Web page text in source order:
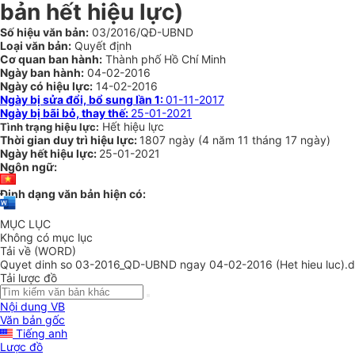
bản hết hiệu lực)
Số hiệu văn bản: 03/2016/QĐ-UBND
Loại văn bản: Quyết định
Cơ quan ban hành: Thành phố Hồ Chí Minh
Ngày ban hành: 04-02-2016
Ngày có hiệu lực: 14-02-2016
Ngày bị sửa đổi, bổ sung lần 1:01-11-2017
Ngày bị bãi bỏ, thay thế: 25-01-2021
Tình trạng hiệu lực: Hết hiệu lực
Thời gian duy trì hiệu lực: 1807 ngày (4 năm 11 tháng 17 ngày)
Ngày hết hiệu lực: 25-01-2021
Ngôn ngữ:
Định dạng văn bản hiện có:
MỤC LỤC
Không có mục lục
Tải về (WORD)
Quyet dinh so 03-2016_QD-UBND ngay 04-02-2016 (Het hieu
Tải lược đồ
Nội dung VB
Văn bản gốc
Tiếng anh
Lược đồ